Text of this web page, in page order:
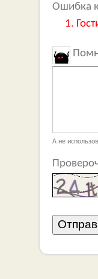
Ошибка
А не